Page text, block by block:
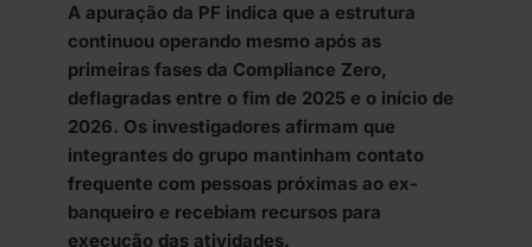
A apuração da PF indica que a estrutura
continuou operando mesmo após as
primeiras fases da Compliance Zero,
deflagradas entre o fim de 2025 e o início de
2026. Os investigadores afirmam que
integrantes do grupo mantinham contato
frequente com pessoas próximas ao ex-
banqueiro e recebiam recursos para
execução das atividades.